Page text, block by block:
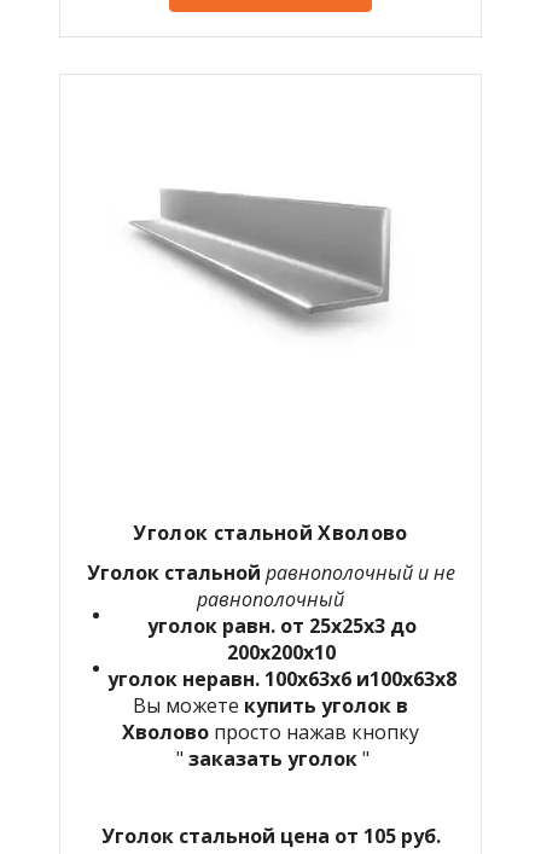
Уголок стальной Хволово
Уголок стальной равнополочный и не
равнополочный
уголок равн. от 25х25х3 до
200х200х10
уголок неравн. 100х63х6 и100х63х8
Вы можете купить уголок в
Хволово просто нажав кнопку
" заказать уголок"
Уголок стальной цена от 105 руб.